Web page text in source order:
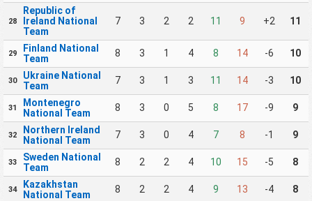
28
Republic of
Ireland National
Team
7 3 2 2 11 9 +2 11
29
Finland National
Team
8 3 1 4 8 14 -6 10
30
Ukraine National
Team
7 3 1 3 11 14 -3 10
31
Montenegro
National Team
8 3 0 5 8 17 -9 9
32
Northern Ireland
National Team
7 3 0 4 7 8 -1 9
33
Sweden National
Team
8 2 2 4 10 15 -5 8
34
Kazakhstan
National Team
8 2 2 4 9 13 -4 8